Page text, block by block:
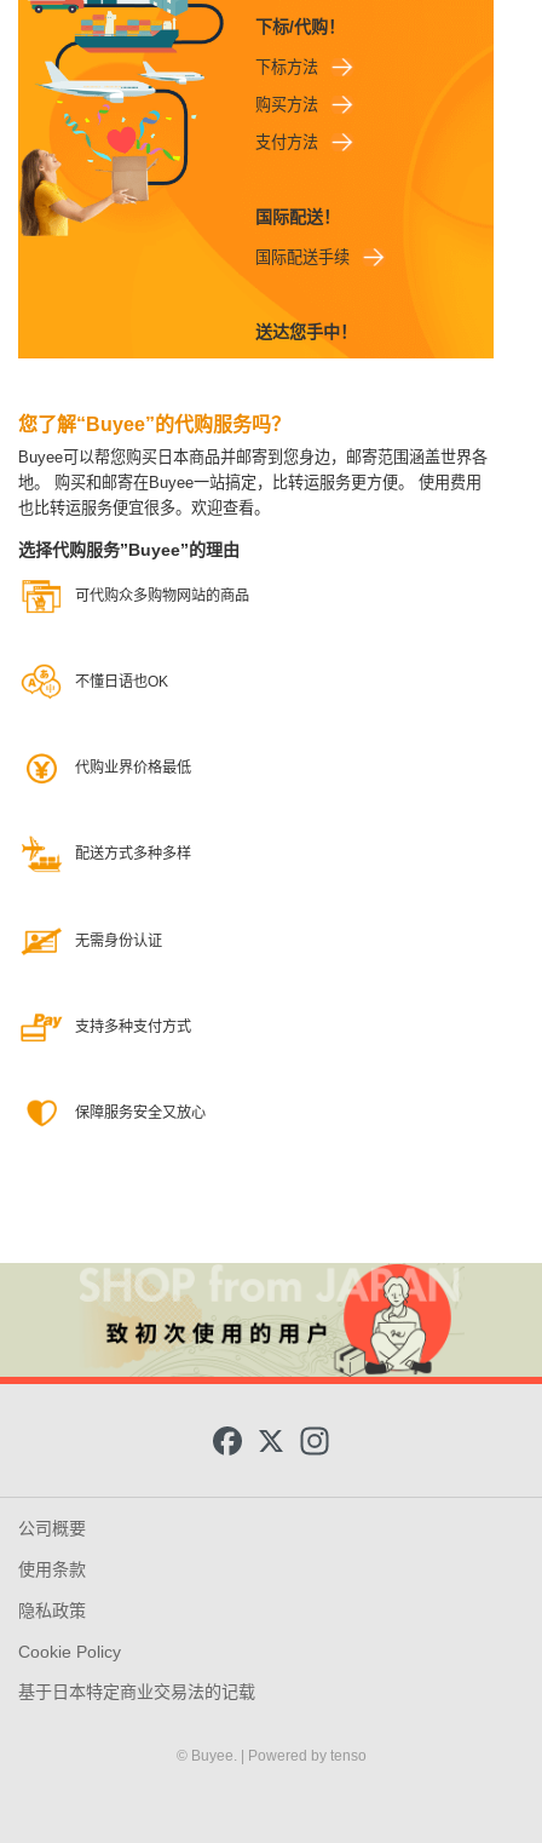
下标/代购！
下标方法
购买方法
支付方法
国际配送！
国际配送手续
送达您手中！
您了解“Buyee”的代购服务吗？
Buyee可以帮您购买日本商品并邮寄到您身边，邮寄范围涵盖世界各
地。
购买和邮寄在Buyee一站搞定，比转运服务更方便。
使用费用
也比转运服务便宜很多。欢迎查看。
选择代购服务”Buyee”的理由
可代购众多购物网站的商品
不懂日语也OK
代购业界价格最低
配送方式多种多样
无需身份认证
支持多种支付方式
保障服务安全又放心
X
公司概要
使用条款
隐私政策
Cookie Policy
基于日本特定商业交易法的记载
© Buyee. | Powered by tenso